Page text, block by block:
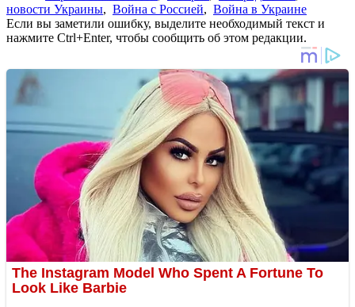
новости Украины, Война с Россией, Война в Украине
Если вы заметили ошибку, выделите необходимый текст и
нажмите Ctrl+Enter, чтобы сообщить об этом редакции.